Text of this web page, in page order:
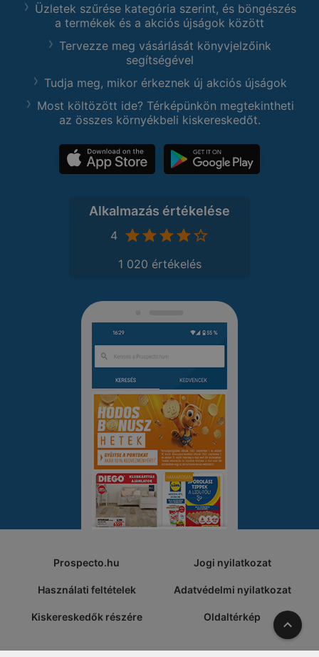
Üzletek szűrése kategória szerint, és böngészés
a termékek és a akciós újságok között
Tervezze meg vásárlását könyvjelzőink
segítségével
Tudja meg, mikor érkeznek új akciós újságok
Most költözött ide? Térképünkön megtekintheti
az összes környékbeli kiskereskedőt.
Alkalmazás értékelése
4
1 020 értékelés
Prospecto.hu Jogi nyilatkozat
Használati feltételek Adatvédelmi nyilatkozat
Kiskereskedők részére Oldaltérkép A